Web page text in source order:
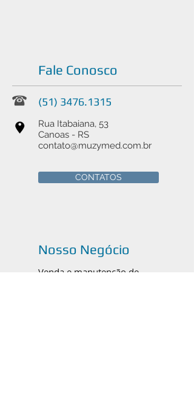
Fale Conosco
(51) 3476.1315
Rua Itabaiana, 53
Canoas - RS
contato@muzymed.com.br
Nosso Negócio
Venda e manutenção de
CONTATOS